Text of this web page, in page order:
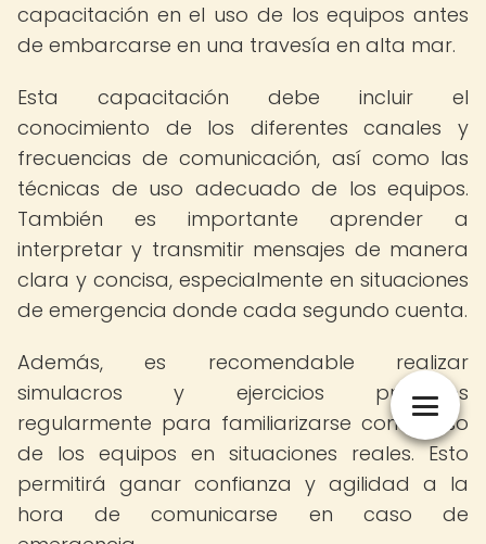
capacitación en el uso de los equipos antes
de embarcarse en una travesía en alta mar.
Esta capacitación debe incluir el
conocimiento de los diferentes canales y
frecuencias de comunicación, así como las
técnicas de uso adecuado de los equipos.
También es importante aprender a
interpretar y transmitir mensajes de manera
clara y concisa, especialmente en situaciones
de emergencia donde cada segundo cuenta.
Además, es recomendable realizar
simulacros y ejercicios prácticos
regularmente para familiarizarse con el uso
de los equipos en situaciones reales. Esto
permitirá ganar confianza y agilidad a la
hora de comunicarse en caso de